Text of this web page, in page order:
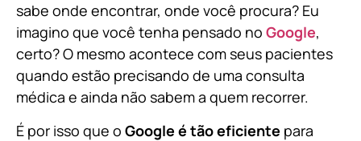
sabe onde encontrar, onde você procura? Eu
imagino que você tenha pensado no Google,
certo? O mesmo acontece com seus pacientes
quando estão precisando de uma consulta
médica e ainda não sabem a quem recorrer.
É por isso que o Google é tão eficiente para